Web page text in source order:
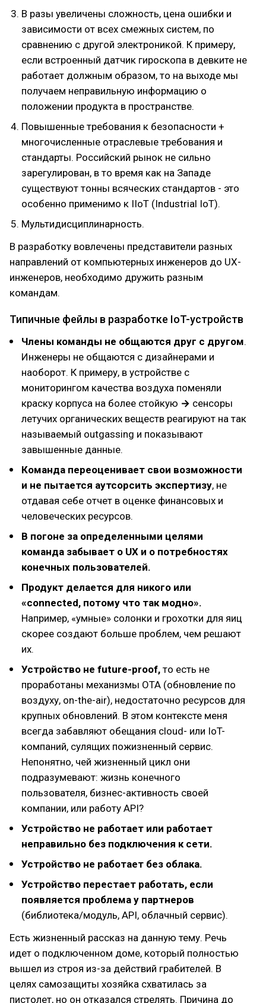
В разы увеличены сложность, цена ошибки и
зависимости от всех смежных систем, по
сравнению с другой электроникой. К примеру,
если встроенный датчик гироскопа в девките не
работает должным образом, то на выходе мы
получаем неправильную информацию о
положении продукта в пространстве.
Повышенные требования к безопасности +
многочисленные отраслевые требования и
стандарты. Российский рынок не сильно
зарегулирован, в то время как на Западе
существуют тонны всяческих стандартов - это
особенно применимо к IIoT (Industrial IoT).
Мультидисциплинарность.
В разработку вовлечены представители разных
направлений от компьютерных инженеров до UX-
инженеров, необходимо дружить разным
командам.
Типичные фейлы в разработке IoT-устройств
Члены команды не общаются друг с другом.
Инженеры не общаются с дизайнерами и
наоборот. К примеру, в устройстве с
мониторингом качества воздуха поменяли
краску корпуса на более стойкую → сенсоры
летучих органических веществ реагируют на так
называемый outgassing и показывают
завышенные данные.
Команда переоценивает свои возможности
и не пытается аутсорсить экспертизу, не
отдавая себе отчет в оценке финансовых и
человеческих ресурсов.
В погоне за определенными целями
команда забывает о UX и о потребностях
конечных пользователей.
Продукт делается для никого или
«connected, потому что так модно».
Например, «умные» солонки и грохотки для яиц
скорее создают больше проблем, чем решают
их.
Устройство не future-proof, то есть не
проработаны механизмы OTA (обновление по
воздуху, on-the-air), недостаточно ресурсов для
крупных обновлений. В этом контексте меня
всегда забавляют обещания cloud- или IoT-
компаний, сулящих пожизненный сервис.
Непонятно, чей жизненный цикл они
подразумевают: жизнь конечного
пользователя, бизнес-активность своей
компании, или работу API?
Устройство не работает или работает
неправильно без подключения к сети.
Устройство не работает без облака.
Устройство перестает работать, если
появляется проблема у партнеров
(библиотека/модуль, API, облачный сервис).
Есть жизненный рассказ на данную тему. Речь
идет о подключенном доме, который полностью
вышел из строя из-за действий грабителей. В
целях самозащиты хозяйка схватилась за
пистолет, но он отказался стрелять. Причина до